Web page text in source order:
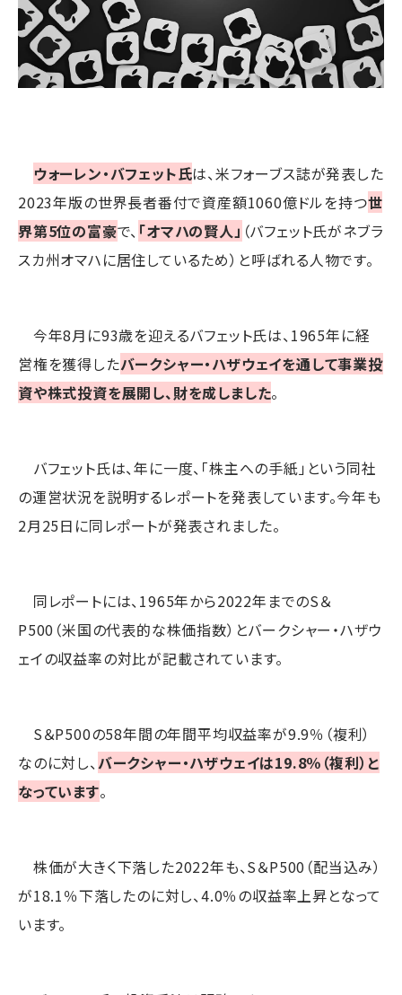
ウォーレン・バフェット氏は、米フォーブス誌が発表した
2023年版の世界長者番付で資産額1060億ドルを持つ世
界第5位の富豪で、 「オマハの賢人」 （バフェット氏がネブラ
スカ州オマハに居住しているため）と呼ばれる人物です。
今年8月に93歳を迎えるバフェット氏は、1965年に経
営権を獲得したバークシャー・ハザウェイを通して事業投
資や株式投資を展開し、財を成しました。
バフェット氏は、年に一度、「株主への手紙」という同社
の運営状況を説明するレポートを発表しています。今年も
2月25日に同レポートが発表されました。
同レポートには、1965年から2022年までのS＆
P500（米国の代表的な株価指数）とバークシャー・ハザウ
ェイの収益率の対比が記載されています。
S＆P500の58年間の年間平均収益率が9.9％（複利）
なのに対し、バークシャー・ハザウェイは19.8％（複利）と
なっています。
株価が大きく下落した2022年も、S＆P500（配当込み）
が18.1％下落したのに対し、4.0％の収益率上昇となって
います。